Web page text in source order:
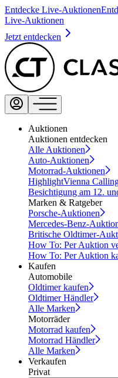
Entdecke Live-Auktionen
Live-Auktionen
Jetzt entdecken
Auktionen
Auktionen entdecken
Alle Auktionen
Auto-Auktionen
Motorrad-Auktionen
HighlightVienna
Besichtigung am 12.
Marken & Ratgeber
Porsche-Auktionen
Mercedes-Benz-
Britische Oldtimer-
How To: Per Auktion
How To: Per Auktion
Kaufen
Automobile
Oldtimer kaufen
Oldtimer Händler
Alle Marken
Motorräder
Motorrad kaufen
Motorrad Händler
Alle Marken
Verkaufen
Privat